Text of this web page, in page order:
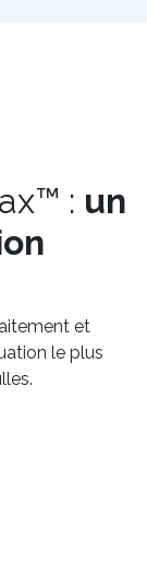
: un
et
le plus